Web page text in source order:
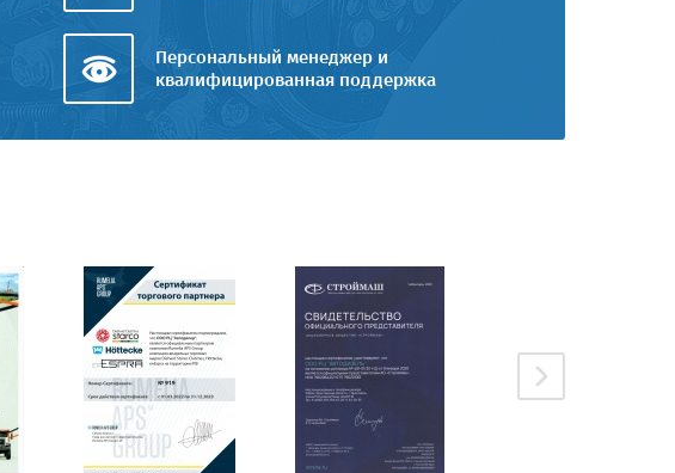
Персональный менеджер и
квалифицированная поддержка